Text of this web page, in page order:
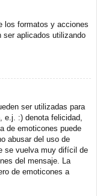
los formatos y acciones
ser aplicados utilizando
ser utilizadas para
e.j. :) denota felicidad,
de emoticones puede
abusar del uso de
se vuelva muy difícil de
del mensaje. La
de emoticones a